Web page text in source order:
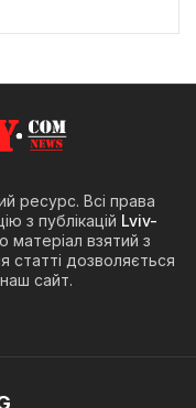
ресурс. Всі права
з публікацій Lviv-
матеріал взятий з
статті дозволяється
сайт.